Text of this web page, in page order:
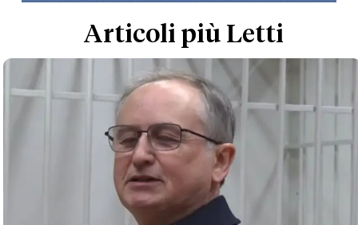
Articoli più Letti